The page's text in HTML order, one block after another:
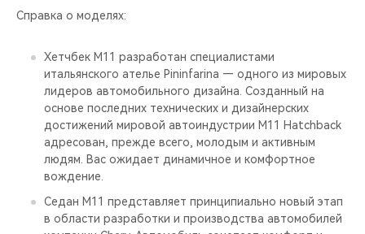
Справка о моделях:
Хетчбек М11 разработан специалистами
итальянского ателье Pininfarina — одного из мировых
лидеров автомобильного дизайна. Созданный на
основе последних технических и дизайнерских
достижений мировой автоиндустрии M11 Hatchback
адресован, прежде всего, молодым и активным
людям. Вас ожидает динамичное и комфортное
вождение.
Седан М11 представляет принципиально новый этап
в области разработки и производства автомобилей